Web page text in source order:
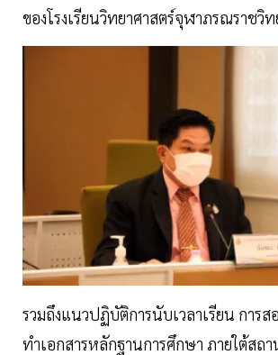
ของโรงเรียนวิทยาศาสตร์จุฬาภรณราชวิท
รวมถึงแนวปฏิบัติการนับเวลาเรียน การส
ทำเอกสารหลักฐานการศึกษา ภายใต้สถ